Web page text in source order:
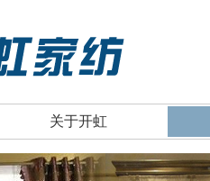
关于开虹